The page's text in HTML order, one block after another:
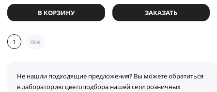
В КОРЗИНУ ЗАКАЗАТЬ
1 Все
Не нашли подходящие предложения? Вы можете обратиться
в лабораторию цветоподбора нашей сети розничных